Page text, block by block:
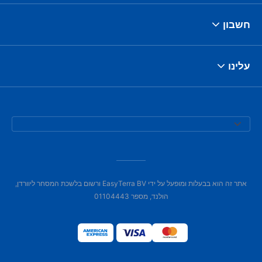
חשבון
עלינו
אתר זה הוא בבעלות ומופעל על ידי EasyTerra BV ורשום בלשכת המסחר ליוורדן,
הולנד, מספר 01104443